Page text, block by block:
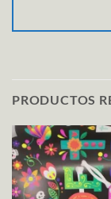
PRODUCTOS